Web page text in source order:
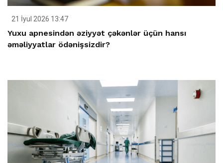
21 İyul 2026 13:47
Yuxu apnesindən əziyyət çəkənlər üçün hansı
əməliyyatlar ödənişsizdir?